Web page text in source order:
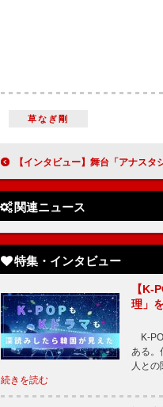
草なぎ剛
【インタビュー】舞台「アナスタシア」山本耕史「アスリートに近い鍛錬が必要になるのが舞台」 堂珍嘉邦「舞
関連ニュース
特集・インタビュー
【K-
理」
K-
ある。
人と
続きを読む